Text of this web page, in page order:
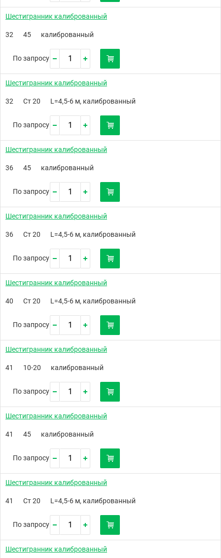
Шестигранник калиброванный
32 45 калиброванный
По запросу
Шестигранник калиброванный
32 Ст 20 L=4,5-6 м, калиброванный
По запросу
Шестигранник калиброванный
36 45 калиброванный
По запросу
Шестигранник калиброванный
36 Ст 20 L=4,5-6 м, калиброванный
По запросу
Шестигранник калиброванный
40 Ст 20 L=4,5-6 м, калиброванный
По запросу
Шестигранник калиброванный
41 10-20 калиброванный
По запросу
Шестигранник калиброванный
41 45 калиброванный
По запросу
Шестигранник калиброванный
41 Ст 20 L=4,5-6 м, калиброванный
По запросу
Шестигранник калиброванный